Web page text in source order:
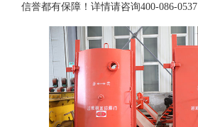
信誉都有保障！详情请咨询400-086-0537